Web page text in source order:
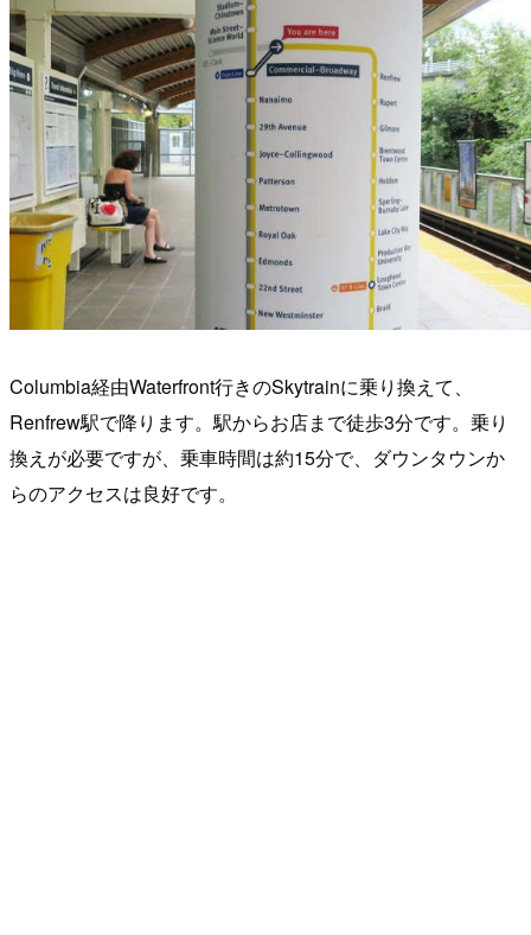
Columbia経由Waterfront行きのSkytrainに乗り換えて、
Renfrew駅で降ります。駅からお店まで徒歩3分です。乗り
換えが必要ですが、乗車時間は約15分で、ダウンタウンか
らのアクセスは良好です。